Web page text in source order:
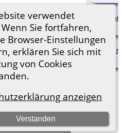
verwendet
Wenn Sie fortfahren,
Browser-Einstellungen
erklären Sie sich mit
von Cookies
anzeigen
Verstanden
Darrin Lythgoe © 2001-2026.
es zum Impressum